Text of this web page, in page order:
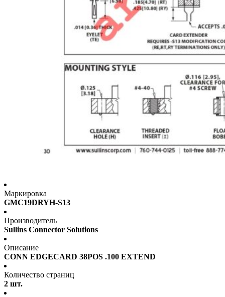
Маркировка
GMC19DRYH-S13
Производитель
Sullins Connector Solutions
Описание
CONN EDGECARD 38POS .100 EXTEND
Количество страниц
2 шт.